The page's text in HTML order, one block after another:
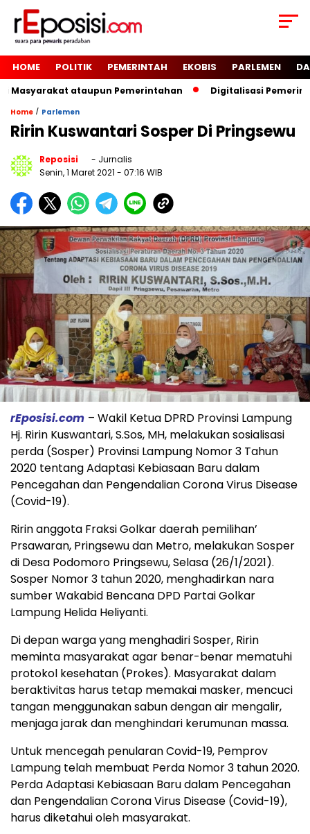
HOME POLITIK PEMERINTAH EKOBIS PARLEMEN
ataupun Pemerintahan Digitalisasi
Home / Parlemen
Ririn Kuswantari Sosper Di Pringsewu
Reposisi
- Jurnalis
Senin, 1 Maret 2021 - 07:16 WIB
rEposisi.com – Wakil Ketua DPRD Provinsi Lampung
Hj. Ririn Kuswantari, S.Sos, MH, melakukan sosialisasi
perda (Sosper) Provinsi Lampung Nomor 3 Tahun
2020 tentang Adaptasi Kebiasaan Baru dalam
Pencegahan dan Pengendalian Corona Virus Disease
(Covid-19).
Ririn anggota Fraksi Golkar daerah pemilihan’
Prsawaran, Pringsewu dan Metro, melakukan Sosper
di Desa Podomoro Pringsewu, Selasa (26/1/2021).
Sosper Nomor 3 tahun 2020, menghadirkan nara
sumber Wakabid Bencana DPD Partai Golkar
Lampung Helida Heliyanti.
Di depan warga yang menghadiri Sosper, Ririn
meminta masyarakat agar benar-benar mematuhi
protokol kesehatan (Prokes). Masyarakat dalam
beraktivitas harus tetap memakai masker, mencuci
tangan menggunakan sabun dengan air mengalir,
menjaga jarak dan menghindari kerumunan massa.
Untuk mencegah penularan Covid-19, Pemprov
Lampung telah membuat Perda Nomor 3 tahun 2020.
Perda Adaptasi Kebiasaan Baru dalam Pencegahan
dan Pengendalian Corona Virus Disease (Covid-19),
harus diketahui oleh masyarakat.